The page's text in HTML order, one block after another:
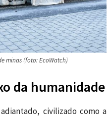
minas (foto: EcoWatch)
da humanidade
civilizado como a